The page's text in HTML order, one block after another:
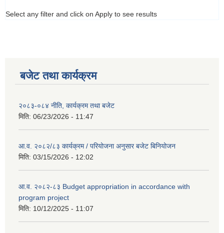
Select any filter and click on Apply to see results
बजेट तथा कार्यक्रम
२०८३-०८४ नीति, कार्यक्रम तथा बजेट
मिति: 06/23/2026 - 11:47
आ.व. २०८२/८३ कार्यक्रम / परियोजना अनुसार बजेट बिनियोजन
मिति: 03/15/2026 - 12:02
आ.व. २०८२-८३ Budget appropriation in accordance with
program project
मिति: 10/12/2025 - 11:07